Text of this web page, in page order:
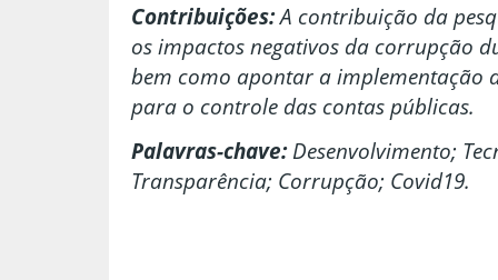
Contribuições:A contribuição da
os impactos negativos da corrupção
bem como apontar a implementação
para o controle das contas públicas.
Palavras-chave:Desenvolvimento;
Transparência; Corrupção; Covid19.